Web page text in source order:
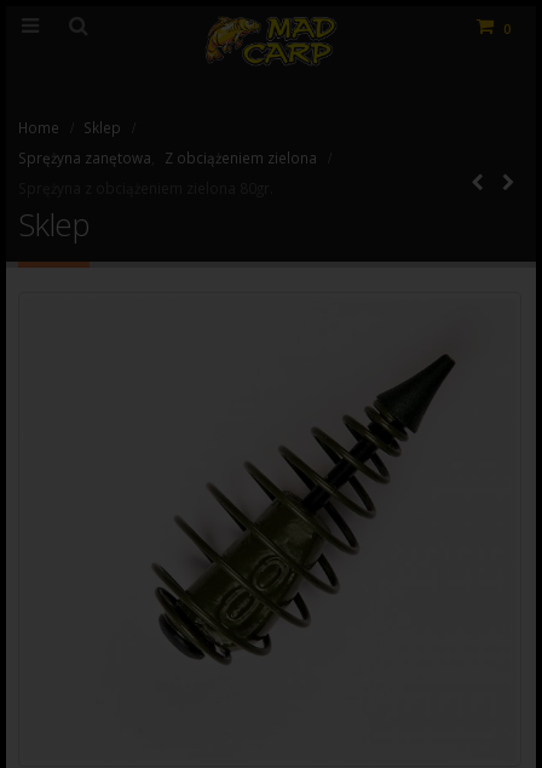
0
Home
Sklep
Sprężyna zanętowa
Z obciążeniem zielona
Sklep